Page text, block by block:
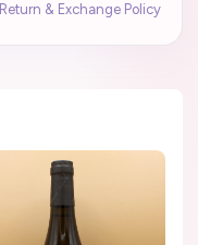
Return & Exchange Policy